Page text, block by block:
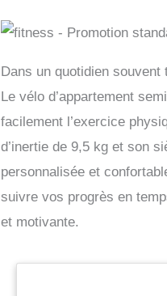
Dans un quotidien
Le vélo d’appartement
facilement l’exercice
d’inertie de 9,5 kg et son
personnalisée et
suivre vos progrès en
et motivante.